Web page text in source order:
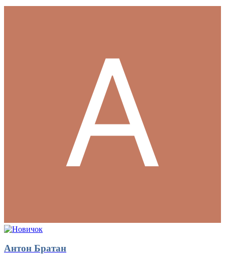
Антон Братан